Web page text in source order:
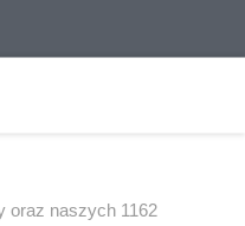
oraz naszych 1162